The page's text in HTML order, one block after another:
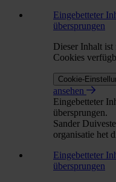
Eingebetteter
übersprungen
Dieser Inhalt
Cookies
Cookie-
ansehen
Eingebetteter
übersprungen.
Sander
organisatie het
Eingebetteter
übersprungen